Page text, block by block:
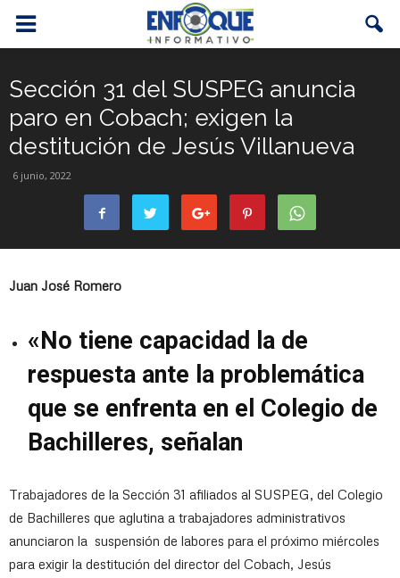
Sección 31 del SUSPEG anuncia
paro en Cobach; exigen la
destitución de Jesús Villanueva
6 junio, 2022
Juan José Romero
«No tiene capacidad la de
respuesta ante la problemática
que se enfrenta en el Colegio de
Bachilleres, señalan
Trabajadores de la Sección 31 afiliados al SUSPEG, del Colegio
de Bachilleres que aglutina a trabajadores administrativos
anunciaron la suspensión de labores para el próximo miércoles
para exigir la destitución del director del Cobach, Jesús